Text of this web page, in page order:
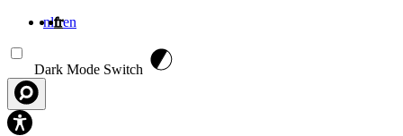
nlfren
Dark Mode Switch